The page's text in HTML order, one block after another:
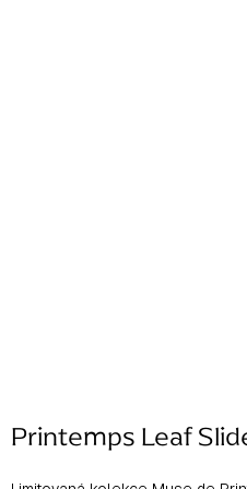
Printemps Leaf